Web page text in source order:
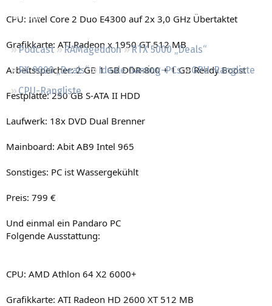
Regeln
Podcast RAMageddon
RTX 5000 „Deals“
RX 9000 „Deals“
Ideale Gaming-PCs
GPU-Rangliste
CPU-Rangliste
CPU: Intel Core 2 Duo E4300 auf 2x 3,0 GHz Übertaktet
Grafikkarte: ATI Radeon x 1950 GT 512 MB
Arbeitsspeicher: 2 GB 1 GB DDR-800 + 1 GB Ready Boost
Festplatte: 250 GB S-ATA II HDD
Laufwerk: 18x DVD Dual Brenner
Mainboard: Abit AB9 Intel 965
Sonstiges: PC ist Wassergekühlt
Preis: 799 €
Und einmal ein Pandaro PC
Folgende Ausstattung:
CPU: AMD Athlon 64 X2 6000+
Grafikkarte: ATI Radeon HD 2600 XT 512 MB